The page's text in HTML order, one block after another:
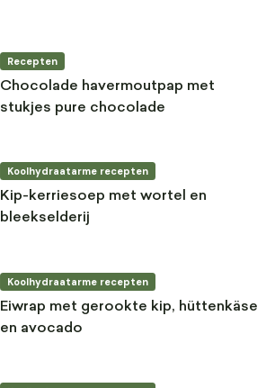
Recepten
Chocolade havermoutpap met
stukjes pure chocolade
Koolhydraatarme recepten
Kip-kerriesoep met wortel en
bleekselderij
Koolhydraatarme recepten
Eiwrap met gerookte kip, hüttenkäse
en avocado